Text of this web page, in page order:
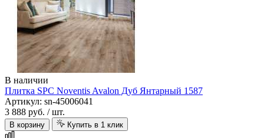
В наличии
Плитка SPC Noventis Avalon Дуб Янтарный 1587
Артикул: sn-45006041
3 888 руб. / шт.
В корзину Купить в 1 клик